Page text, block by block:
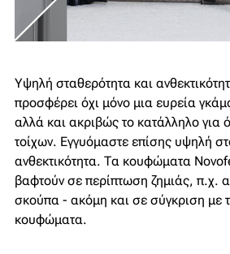
Υψηλή σταθερότητα και
προσφέρει όχι μόνο μια ευρεία
αλλά και ακριβώς το κατάλληλο για
τοίχων. Εγγυόμαστε επίσης υψηλή
ανθεκτικότητα. Τα κουφώματα
βαφτούν σε περίπτωση ζημιάς, π.χ.
σκούπα - ακόμη και σε σύγκριση με
κουφώματα.